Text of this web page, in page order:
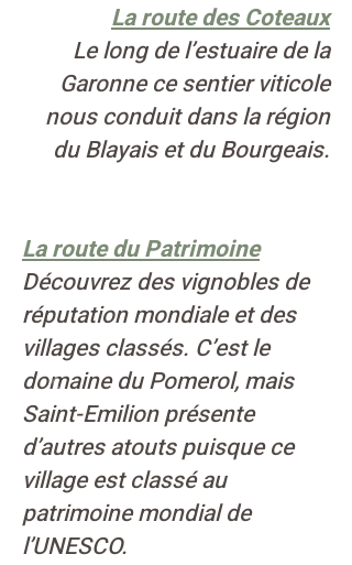
La route des Coteaux
Le long de l’estuaire de la
Garonne ce sentier viticole
nous conduit dans la région
du Blayais et du Bourgeais.
La route du Patrimoine
Découvrez des vignobles de
réputation mondiale et des
villages classés. C’est le
domaine du Pomerol, mais
Saint-Emilion présente
d’autres atouts puisque ce
village est classé au
patrimoine mondial de
l’UNESCO.